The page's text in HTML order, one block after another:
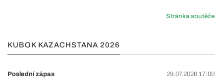
Stránka soutěže
KUBOK KAZACHSTANA 2026
Poslední zápas
29.07.2026 17:00